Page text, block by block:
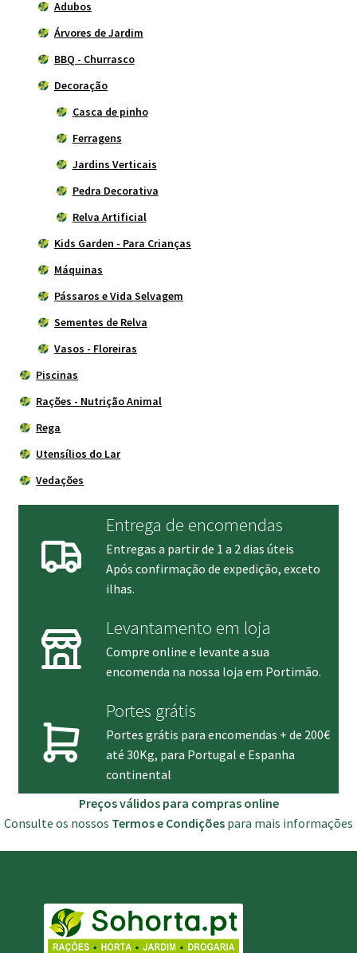
Adubos
Árvores de Jardim
BBQ - Churrasco
Decoração
Casca de pinho
Ferragens
Jardins Verticais
Pedra Decorativa
Relva Artificial
Kids Garden - Para Crianças
Máquinas
Pássaros e Vida Selvagem
Sementes de Relva
Vasos - Floreiras
Piscinas
Rações - Nutrição Animal
Rega
Utensílios do Lar
Vedações
Entrega de encomendas
Entregas a partir de 1 a 2 dias úteis
Após confirmação de expedição, exceto
ilhas.
Levantamento em loja
Compre online e levante a sua
encomenda na nossa loja em Portimão.
Portes grátis
Portes grátis para encomendas + de 200€
até 30Kg, para Portugal e Espanha
continental
Preços válidos para compras online
Consulte os nossos Termos e Condições para mais informações